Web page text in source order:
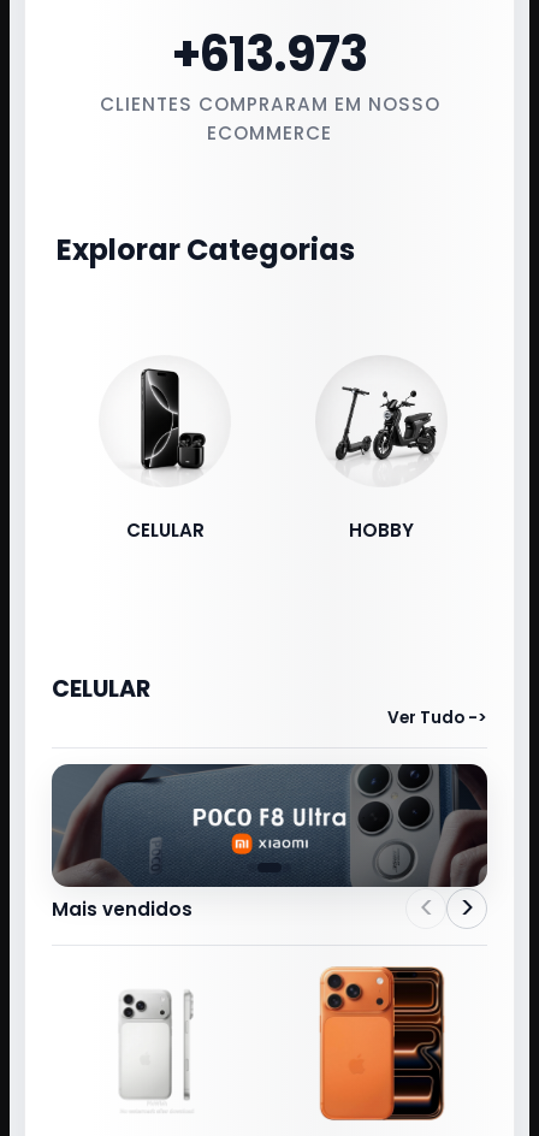
+613.973
CLIENTES COMPRARAM EM NOSSO
ECOMMERCE
Explorar Categorias
CELULAR HOBBY
CELULAR
Ver Tudo ->
Mais vendidos < >